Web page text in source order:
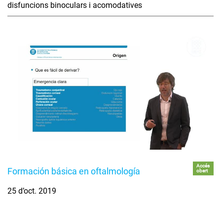
disfuncions binoculars i acomodatives
Formación básica en oftalmología
Accés
obert
25 d’oct. 2019